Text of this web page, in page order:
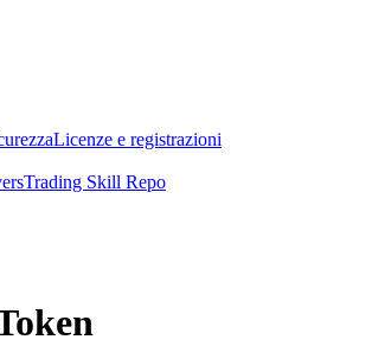
Licenze e registrazioni
Trading Skill Repo